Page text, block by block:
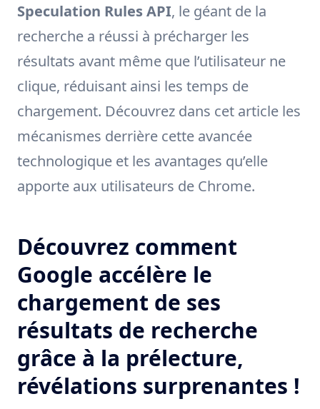
Speculation Rules API, le géant de la
recherche a réussi à précharger les
résultats avant même que l’utilisateur ne
clique, réduisant ainsi les temps de
chargement. Découvrez dans cet article les
mécanismes derrière cette avancée
technologique et les avantages qu’elle
apporte aux utilisateurs de Chrome.
Découvrez comment
Google accélère le
chargement de ses
résultats de recherche
grâce à la prélecture,
révélations surprenantes !